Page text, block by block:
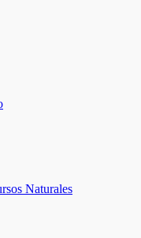
Naturales